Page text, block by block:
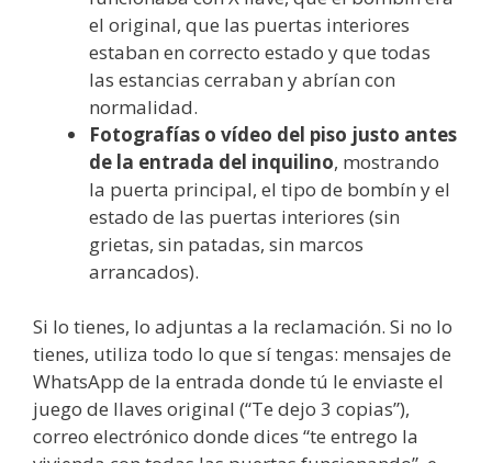
el original, que las puertas interiores
estaban en correcto estado y que todas
las estancias cerraban y abrían con
normalidad.
Fotografías o vídeo del piso justo antes
de la entrada del inquilino, mostrando
la puerta principal, el tipo de bombín y el
estado de las puertas interiores (sin
grietas, sin patadas, sin marcos
arrancados).
Si lo tienes, lo adjuntas a la reclamación. Si no lo
tienes, utiliza todo lo que sí tengas: mensajes de
WhatsApp de la entrada donde tú le enviaste el
juego de llaves original (“Te dejo 3 copias”),
correo electrónico donde dices “te entrego la